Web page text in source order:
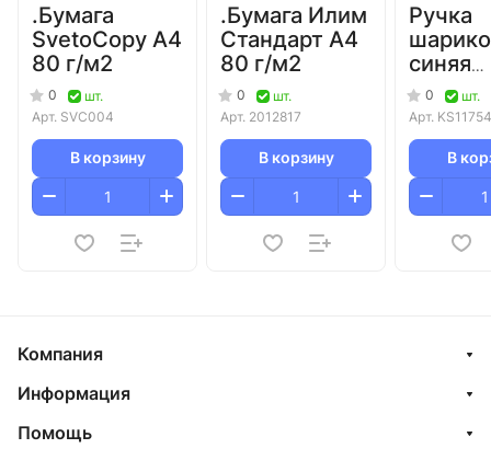
.Бумага
SvetoCopy A4
80 г/м2
0
шт.
Арт. SVC004
В корзину
.Бумага Илим
Стандарт A4
80 г/м2
0
шт.
Арт. 2012817
В корзину
Ручка
синяя
0,5 мм
Attache
0
шт.
Арт.
В
Компания
Информация
Помощь